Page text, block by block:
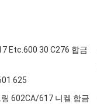
Etc.600 30 C276 합금
625
602CA/617 니켈 합금